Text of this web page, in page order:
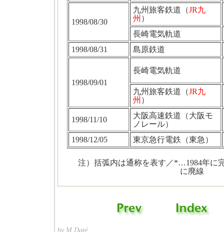
1998/08/30
九州旅客鉄道（JR九
州 ）
長崎電気軌道
1998/08/31
島原鉄道
1998/09/01
長崎電気軌道
九州旅客鉄道（JR九
州 ）
1998/11/10
大阪高速鉄道（大阪モ
ノレール）
1998/12/05
東京急行電鉄（東急）
注）括弧内は通称を表す／*…1984年に
に廃線
by M.Daté